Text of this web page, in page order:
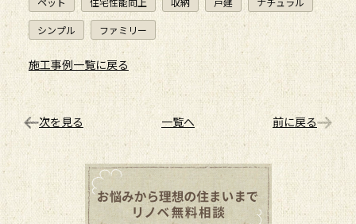
シンプル ファミリー
施工事例一覧に戻る
次を見る 一覧へ 前に戻る